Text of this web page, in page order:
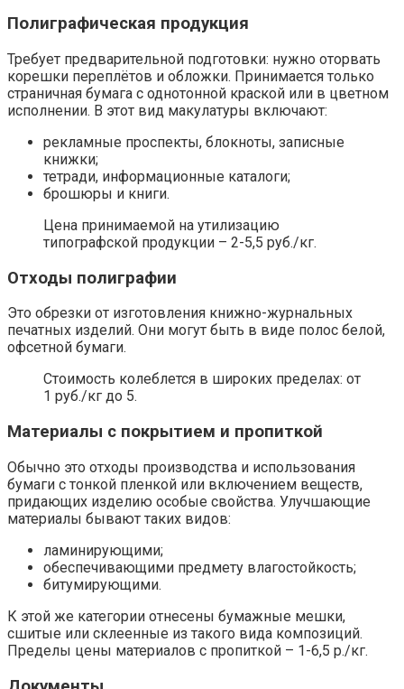
Полиграфическая продукция
Требует предварительной подготовки: нужно оторвать
корешки переплётов и обложки. Принимается только
страничная бумага с однотонной краской или в цветном
исполнении. В этот вид макулатуры включают:
рекламные проспекты, блокноты, записные
книжки;
тетради, информационные каталоги;
брошюры и книги.
Цена принимаемой на утилизацию
типографской продукции – 2-5,5 руб./кг.
Отходы полиграфии
Это обрезки от изготовления книжно-журнальных
печатных изделий. Они могут быть в виде полос белой,
офсетной бумаги.
Стоимость колеблется в широких пределах: от
1 руб./кг до 5.
Материалы с покрытием и пропиткой
Обычно это отходы производства и использования
бумаги с тонкой пленкой или включением веществ,
придающих изделию особые свойства. Улучшающие
материалы бывают таких видов:
ламинирующими;
обеспечивающими предмету влагостойкость;
битумирующими.
К этой же категории отнесены бумажные мешки,
сшитые или склеенные из такого вида композиций.
Пределы цены материалов с пропиткой – 1-6,5 р./кг.